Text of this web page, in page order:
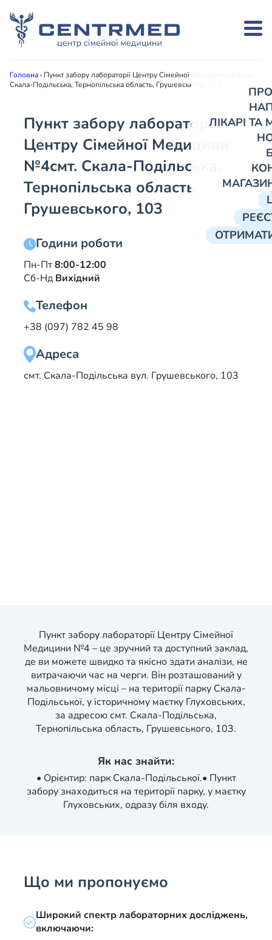
ЛІКАРІ
Головна› Пункт забору лабораторії Центру Сімейної Медицини №4смт.
Скала-Подільська, Тернопільська область, Грушевського, 103
Пункт забору лабораторії
Центру Сімейної Медицини
№4смт. Скала-Подільська,
Тернопільська область,
Грушевського, 103
Години роботи
Пн-Пт8:00-12:00
Сб-Нд Вихідний
Телефон
+38 (097) 782 45 98
Адреса
смт. Скала-Подільська вул. Грушевського, 103
Пункт забору лабораторії Центру Сімейної
Медицини №4 – це зручний та доступний заклад,
де ви можете швидко та якісно здати аналізи, не
витрачаючи час на черги. Він розташований у
мальовничому місці – на території парку Скала-
Подільської, у історичному маєтку Глуховських,
за адресою смт. Скала-Подільська,
Тернопільська область, Грушевського, 103.
Як нас знайти:
• Орієнтир: парк Скала-Подільської.• Пункт
забору знаходиться на території парку, у маєтку
Глуховських, одразу біля входу.
Що ми пропонуємо
Широкий спектр лабораторних досліджень,
включаючи: